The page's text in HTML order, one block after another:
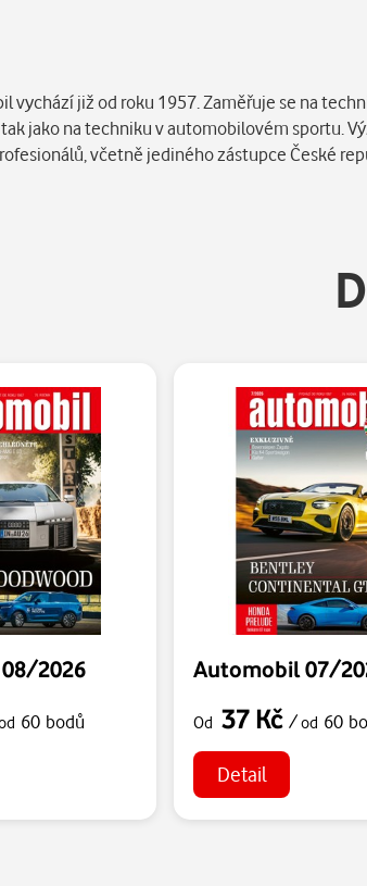
vychází již od roku 1957. Zaměřuje se na
jako na techniku v automobilovém sportu.
včetně jediného zástupce České
2026
60 bodů
Automobil 07/
Od 37 Kč /od 60
Detail